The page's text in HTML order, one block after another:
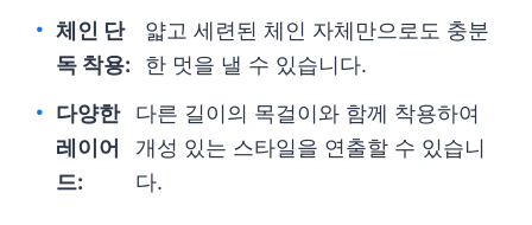
체인 단
독 착용:
얇고 세련된 체인 자체만으로도 충분
한 멋을 낼 수 있습니다.
다양한
레이어
드:
다른 길이의 목걸이와 함께 착용하여
개성 있는 스타일을 연출할 수 있습니
다.